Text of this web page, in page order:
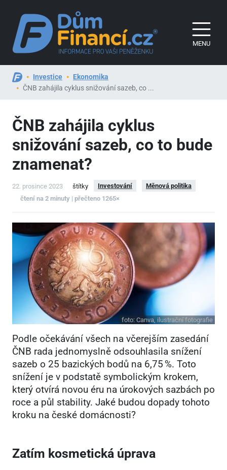
MENU
Investice
Ekonomika
ČNB zahájila cyklus snižování sazeb, co ...
ČNB zahájila cyklus
snižování sazeb, co to bude
znamenat?
22. prosince 2023 štítky Investování
Měnová politika
čtení na 2 minuty | přečteno 1265×
foto: Canva, ilustrační fotografie
Podle očekávání všech na včerejším zasedání
ČNB rada jednomyslně odsouhlasila snížení
sazeb o 25 bazických bodů na 6,75 %. Toto
snížení je v podstatě symbolickým krokem,
který otvírá novou éru na úrokových sazbách po
roce a půl stability. Jaké budou dopady tohoto
kroku na české domácnosti?
Zatím kosmetická úprava